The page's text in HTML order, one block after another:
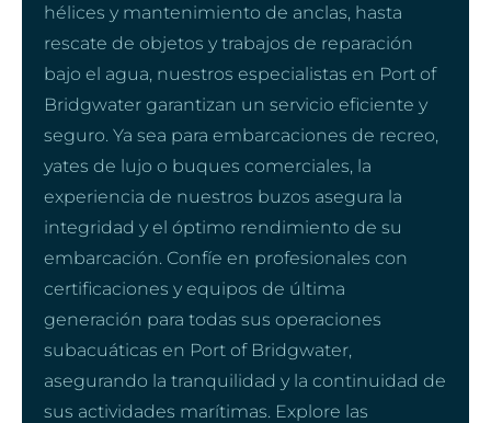
hélices y mantenimiento de anclas, hasta
rescate de objetos y trabajos de reparación
bajo el agua, nuestros especialistas en Port of
Bridgwater garantizan un servicio eficiente y
seguro. Ya sea para embarcaciones de recreo,
yates de lujo o buques comerciales, la
experiencia de nuestros buzos asegura la
integridad y el óptimo rendimiento de su
embarcación. Confíe en profesionales con
certificaciones y equipos de última
generación para todas sus operaciones
subacuáticas en Port of Bridgwater,
asegurando la tranquilidad y la continuidad de
sus actividades marítimas. Explore las